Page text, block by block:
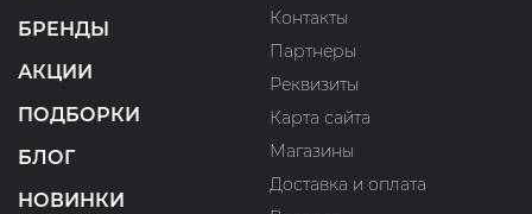
БРЕНДЫ
АКЦИИ
ПОДБОРКИ
БЛОГ
НОВИНКИ
Контакты
Партнеры
Реквизиты
Карта сайта
Магазины
Доставка и оплата